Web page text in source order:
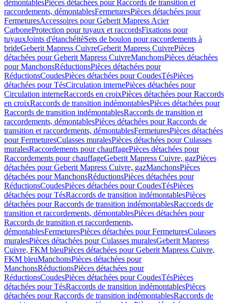
démontablesPièces détachées pour Raccords de transition et
raccordements, démontablesFermeturesPièces détachées pour
FermeturesAccessoires pour Geberit Mapress Acier
CarboneProtection pour tuyaux et raccordsFixations pour
tuyauxJoints d'étanchéitéSets de boulon pour raccordements à
brideGeberit Mapress CuivreGeberit Mapress CuivrePièces
détachées pour Geberit Mapress CuivreManchonsPièces détachées
pour ManchonsRéductionsPièces détachées pour
RéductionsCoudesPièces détachées pour CoudesTésPièces
détachées pour TésCirculation internePièces détachées pour
Circulation interneRaccords en croixPièces détachées pour Raccords
en croixRaccords de transition indémontablesPièces détachées pour
Raccords de transition indémontablesRaccords de transition et
raccordements, démontablesPièces détachées pour Raccords de
transition et raccordements, démontablesFermeturesPièces détachées
pour FermeturesCulasses muralesPièces détachées pour Culasses
muralesRaccordements pour chauffagePièces détachées pour
Raccordements pour chauffageGeberit Mapress Cuivre, gazPièces
détachées pour Geberit Mapress Cuivre, gazManchonsPièces
détachées pour ManchonsRéductionsPièces détachées pour
RéductionsCoudesPièces détachées pour CoudesTésPièces
détachées pour TésRaccords de transition indémontablesPièces
détachées pour Raccords de transition indémontablesRaccords de
transition et raccordements, démontablesPièces détachées pour
Raccords de transition et raccordements,
démontablesFermeturesPièces détachées pour FermeturesCulasses
muralesPièces détachées pour Culasses muralesGeberit Mapress
Cuivre, FKM bleuPièces détachées pour Geberit Mapress Cuivre,
FKM bleuManchonsPièces détachées pour
ManchonsRéductionsPièces détachées pour
RéductionsCoudesPièces détachées pour CoudesTésPièces
détachées pour TésRaccords de transition indémontablesPièces
détachées pour Raccords de transition indémontablesRaccords de